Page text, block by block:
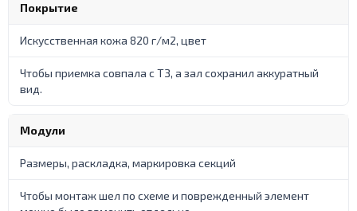
Покрытие
Искусственная кожа 820 г/м2, цвет
Чтобы приемка совпала с ТЗ, а зал сохранил аккуратный
вид.
Модули
Размеры, раскладка, маркировка секций
Чтобы монтаж шел по схеме и поврежденный элемент